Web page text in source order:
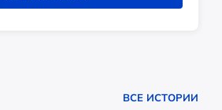
ВСЕ ИСТОРИИ